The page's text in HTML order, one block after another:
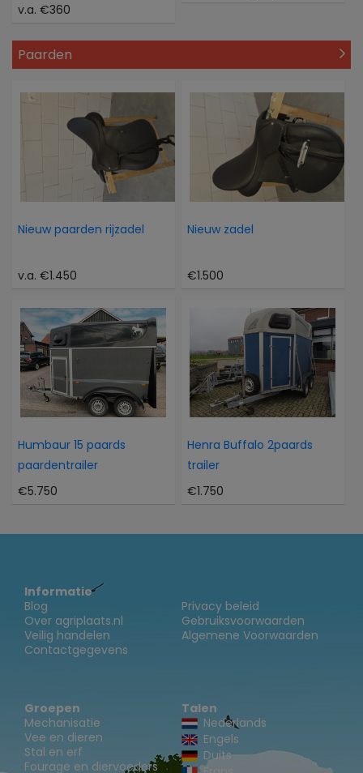
v.a. €360
Paarden
Nieuw paarden rijzadel
v.a. €1.450
Nieuw zadel
€1.500
Humbaur 15 paards
paardentrailer
€5.750
Henra Buffalo 2paards
trailer
€1.750
Informatie
Blog
Over agriplaats.nl
Veilig handelen
Contactgegevens
Privacy beleid
Gebruiksvoorwaarden
Algemene Voorwaarden
Groepen
Mechanisatie
Vee en dieren
Stal en erf
Fourage en diervoeders
Talen
Nederlands
Engels
Duits